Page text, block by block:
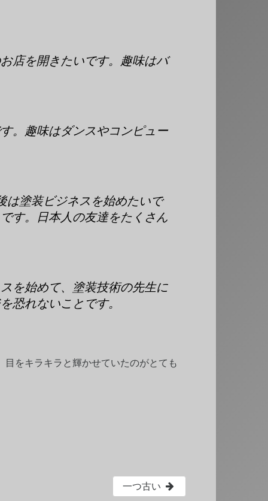
店を開きたいです。趣味はバ
。趣味はダンスやコンピュー
は塗装ビジネスを始めたいで
す。日本人の友達をたくさん
を始めて、塗装技術の先生に
恐れないことです。
をキラキラと輝かせていたのがとても
一つ古い